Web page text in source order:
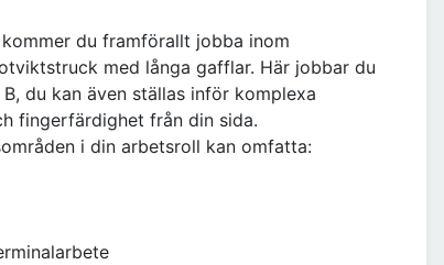
du framförallt jobba inom
med långa gafflar. Här jobbar du
du kan även ställas inför komplexa
fingerfärdighet från din sida.
i din arbetsroll kan omfatta: